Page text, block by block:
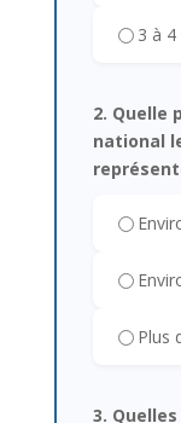
3 à 4
2. Quelle
national
Plus
3.